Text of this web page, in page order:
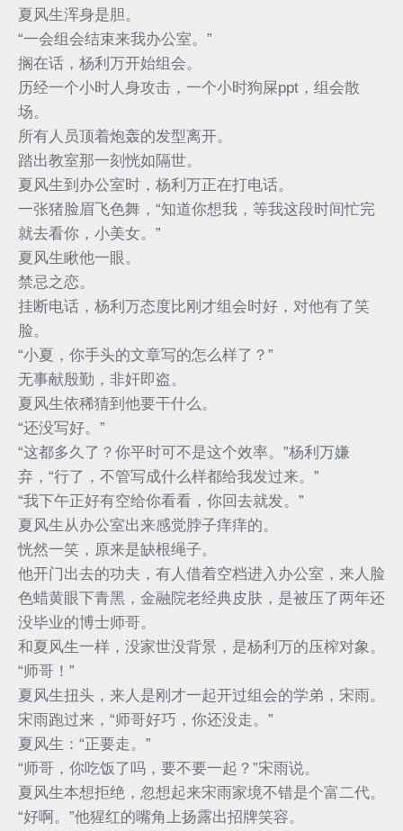
夏风生浑身是胆。
“一会组会结束来我办公室。”
搁在话，杨利万开始组会。
历经一个小时人身攻击，一个小时狗屎ppt，组会散
场。
所有人员顶着炮轰的发型离开。
踏出教室那一刻恍如隔世。
夏风生到办公室时，杨利万正在打电话。
一张猪脸眉飞色舞，“知道你想我，等我这段时间忙完
就去看你，小美女。”
夏风生瞅他一眼。
禁忌之恋。
挂断电话，杨利万态度比刚才组会时好，对他有了笑
脸。
“小夏，你手头的文章写的怎么样了？”
无事献殷勤，非奸即盗。
夏风生依稀猜到他要干什么。
“还没写好。”
“这都多久了？你平时可不是这个效率。”杨利万嫌
弃，“行了，不管写成什么样都给我发过来。”
“我下午正好有空给你看看，你回去就发。”
夏风生从办公室出来感觉脖子痒痒的。
恍然一笑，原来是缺根绳子。
他开门出去的功夫，有人借着空档进入办公室，来人脸
色蜡黄眼下青黑，金融院老经典皮肤，是被压了两年还
没毕业的博士师哥。
和夏风生一样，没家世没背景，是杨利万的压榨对象。
“师哥！”
夏风生扭头，来人是刚才一起开过组会的学弟，宋雨。
宋雨跑过来，“师哥好巧，你还没走。”
夏风生：“正要走。”
“师哥，你吃饭了吗，要不要一起？”宋雨说。
夏风生本想拒绝，忽想起来宋雨家境不错是个富二代。
“好啊。”他猩红的嘴角上扬露出招牌笑容。